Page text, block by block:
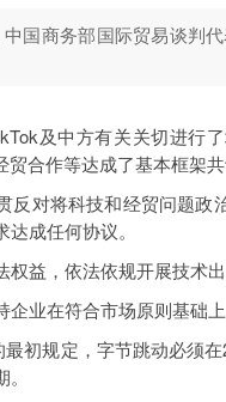
国商务部国际贸易谈判
及中方有关关切进行
合作等达成了基本框架共
对将科技和经贸问题政
成任何协议。
益，依法依规开展技术出
在符合市场原则基础上
规定，字节跳动必须在